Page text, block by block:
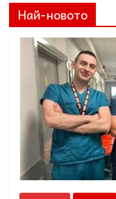
Най-новото